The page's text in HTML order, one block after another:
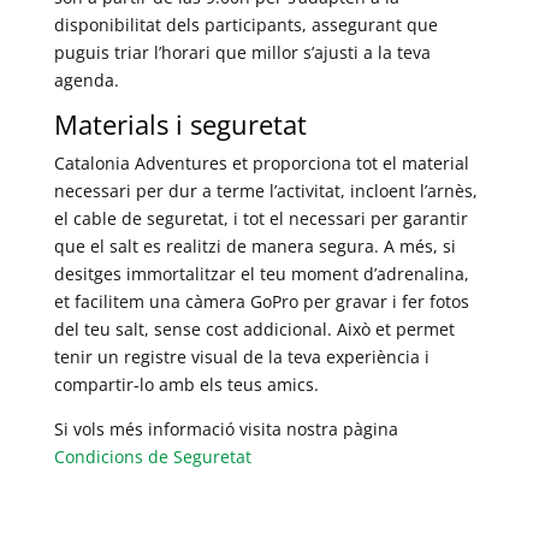
disponibilitat dels participants, assegurant que
puguis triar l’horari que millor s’ajusti a la teva
agenda.
Materials i seguretat
Catalonia Adventures et proporciona tot el material
necessari per dur a terme l’activitat, incloent l’arnès,
el cable de seguretat, i tot el necessari per garantir
que el salt es realitzi de manera segura. A més, si
desitges immortalitzar el teu moment d’adrenalina,
et facilitem una càmera GoPro per gravar i fer fotos
del teu salt, sense cost addicional. Això et permet
tenir un registre visual de la teva experiència i
compartir-lo amb els teus amics.
Si vols més informació visita nostra pàgina
Condicions de Seguretat